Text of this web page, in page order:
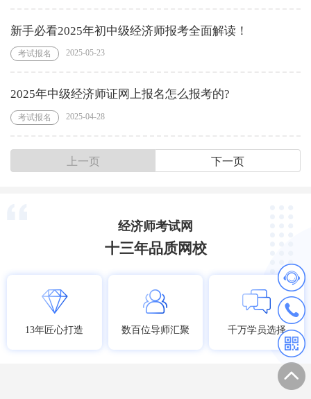
新手必看2025年初中级经济师报考全面解读！
考试报名 2025-05-23
2025年中级经济师证网上报名怎么报考的?
考试报名 2025-04-28
上一页 下一页
经济师考试网
十三年品质网校
13年匠心打造 数百位导师汇聚 千万学员选择